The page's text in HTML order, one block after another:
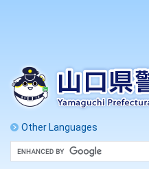
Other Languages